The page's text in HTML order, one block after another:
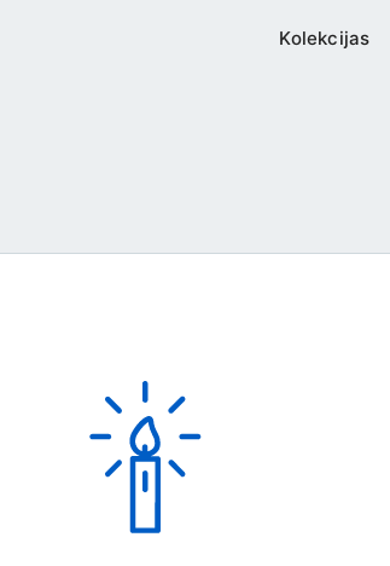
Kolekcijas